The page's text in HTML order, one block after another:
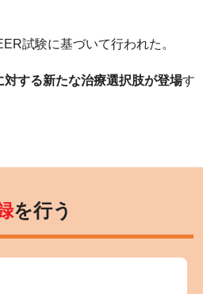
試験に基づいて行われた。
する新たな治療選択肢が登場す
を行う